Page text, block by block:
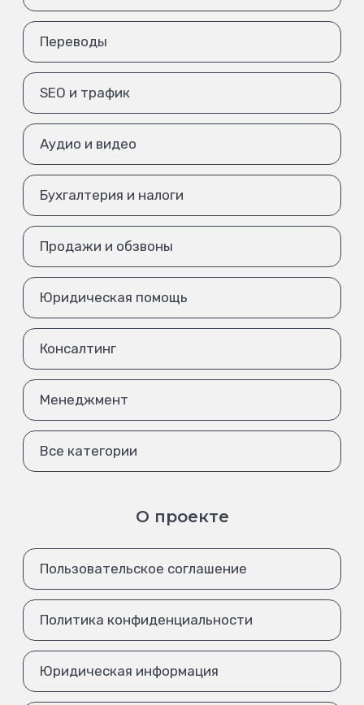
Переводы
SEO и трафик
Аудио и видео
Бухгалтерия и налоги
Продажи и обзвоны
Юридическая помощь
Консалтинг
Менеджмент
Все категории
О проекте
Пользовательское соглашение
Политика конфиденциальности
Юридическая информация